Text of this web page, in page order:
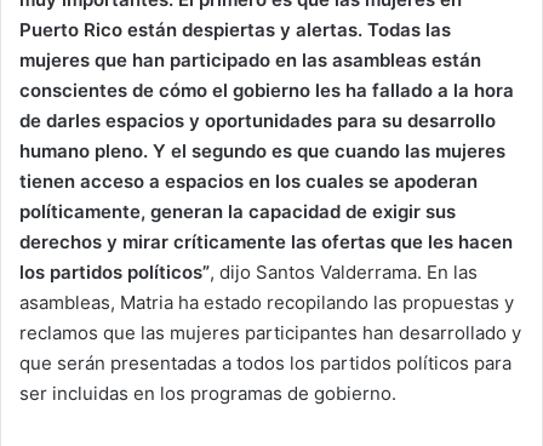
Puerto Rico están despiertas y alertas. Todas las
mujeres que han participado en las asambleas están
conscientes de cómo el gobierno les ha fallado a la hora
de darles espacios y oportunidades para su desarrollo
humano pleno. Y el segundo es que cuando las mujeres
tienen acceso a espacios en los cuales se apoderan
políticamente, generan la capacidad de exigir sus
derechos y mirar críticamente las ofertas que les hacen
los partidos políticos”, dijo Santos Valderrama. En las
asambleas, Matria ha estado recopilando las propuestas y
reclamos que las mujeres participantes han desarrollado y
que serán presentadas a todos los partidos políticos para
ser incluidas en los programas de gobierno.